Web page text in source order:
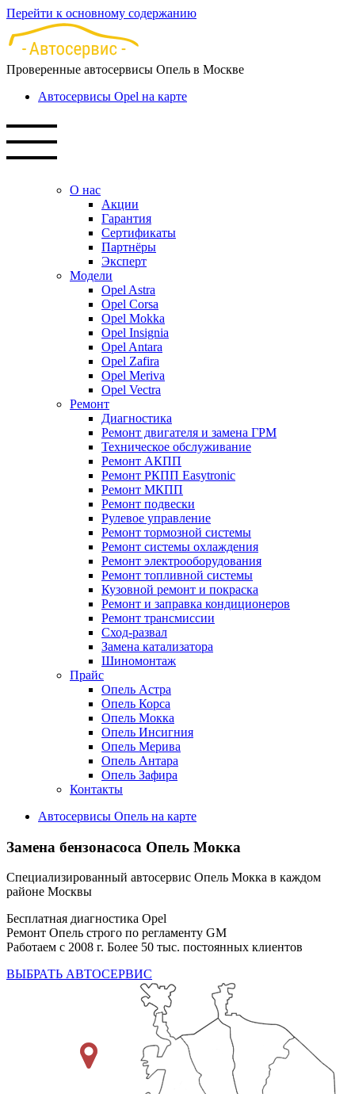
Перейти к основному содержанию
Проверенные автосервисы Опель в Москве
Автосервисы Opel на карте
О нас
Акции
Гарантия
Сертификаты
Партнёры
Эксперт
Модели
Opel Astra
Opel Corsa
Opel Mokka
Opel Insignia
Opel Antara
Opel Zafira
Opel Meriva
Opel Vectra
Ремонт
Диагностика
Ремонт двигателя и замена ГРМ
Техническое обслуживание
Ремонт АКПП
Ремонт РКПП Easytronic
Ремонт МКПП
Ремонт подвески
Рулевое управление
Ремонт тормозной системы
Ремонт системы охлаждения
Ремонт электрооборудования
Ремонт топливной системы
Кузовной ремонт и покраска
Ремонт и заправка кондиционеров
Ремонт трансмиссии
Сход-развал
Замена катализатора
Шиномонтаж
Прайс
Опель Астра
Опель Корса
Опель Мокка
Опель Инсигния
Опель Мерива
Опель Антара
Опель Зафира
Контакты
Автосервисы Опель на карте
Замена бензонасоса Опель Мокка
Специализированный автосервис Опель Мокка в каждом
районе Москвы
Бесплатная диагностика Opel
Ремонт Опель строго по регламенту GM
Работаем с 2008 г. Более 50 тыс. постоянных клиентов
ВЫБРАТЬ АВТОСЕРВИС